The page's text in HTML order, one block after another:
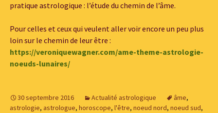
pratique astrologique : l’étude du chemin de l’âme.
Pour celles et ceux qui veulent aller voir encore un peu plus
loin sur le chemin de leur être :
https://veroniquewagner.com/ame-theme-astrologie-
noeuds-lunaires/
30 septembre 2016 Actualité astrologique âme,
astrologie, astrologue, horoscope, l'être, noeud nord, noeud sud,